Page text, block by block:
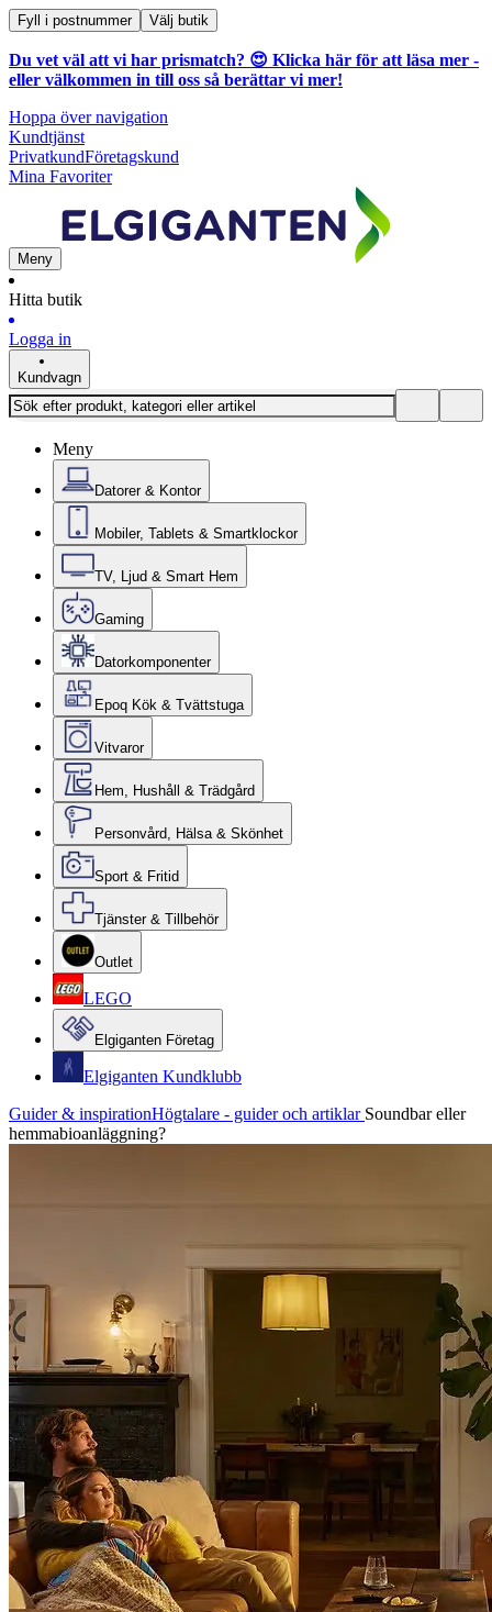
Fyll i postnummer Välj butik
Du vet väl att vi har prismatch? 😍 Klicka här för att läsa mer -
eller välkommen in till oss så berättar vi mer!
Hoppa över navigation
Kundtjänst
PrivatkundFöretagskund
Mina Favoriter
Meny
Hitta butik
Logga in
Kundvagn
Meny
Datorer & Kontor
Mobiler, Tablets & Smartklockor
TV, Ljud & Smart Hem
Gaming
Datorkomponenter
Epoq Kök & Tvättstuga
Vitvaror
Hem, Hushåll & Trädgård
Personvård, Hälsa & Skönhet
Sport & Fritid
Tjänster & Tillbehör
Outlet
LEGO
Elgiganten Företag
Elgiganten Kundklubb
Guider & inspirationHögtalare - guider och artiklar Soundbar eller
hemmabioanläggning?